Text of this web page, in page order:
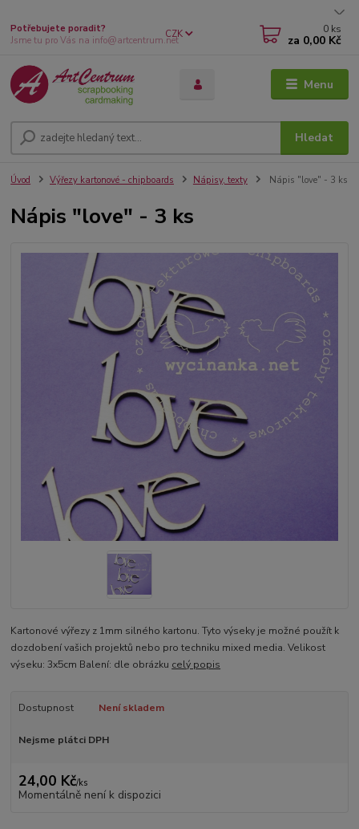
Menu
CZK
Hledat
Potřebujete poradit?
Jsme tu pro Vás na info@artcentrum.net
0 ks
za 0,00 Kč
Úvod Výřezy kartonové - chipboards Nápisy, texty Nápis "love" - 3 ks
Nápis "love" - 3 ks
Kartonové výřezy z 1mm silného kartonu. Tyto výseky je možné použít k
dozdobení vašich projektů nebo pro techniku mixed media. Velikost
výseku: 3x5cm Balení: dle obrázku celý popis
Dostupnost Není skladem
Nejsme plátci DPH
24,00 Kč/ks
Momentálně není k dispozici